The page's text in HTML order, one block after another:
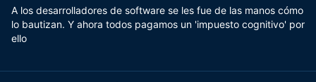
A los desarrolladores de software se les fue de las manos cómo
lo bautizan. Y ahora todos pagamos un 'impuesto cognitivo' por
ello